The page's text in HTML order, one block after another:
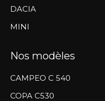
DACIA
MINI
Nos modèles
CAMPEO C 540
COPA C530